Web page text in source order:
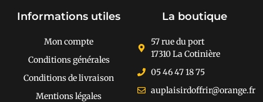
Informations utiles
Mon compte
Conditions générales
Conditions de livraison
Mentions légales
La boutique
57 rue du port
17310 La Cotinière
05 46 47 18 75
auplaisirdoffrir@orange.fr